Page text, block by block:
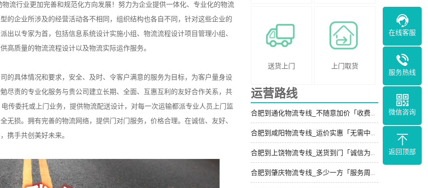
流行业更加完善和规范化方向发展！努力为企业提供一体化、专业化的物流
的企业所涉及的经营活动各不相同，组织结构也各自不同，针对这些企业的
出以专家为首，包括信息系统设计实施小组、物流流程设计项目管理小组、
高质量的物流流程设计以及物流实际运作服务。
的具体情况和要求，安全、及时、令客户满意的服务为目标，为客户量身设
尽责的专业化服务与贵公司建立长期、全面、互惠互利的友好合作关系，共
传委托或上门业务，提供物流配送设计，对每一次运输都派专业人员上门监
损。拥有完善的物流网络，提供门对门服务，价格合理。在诚信、友好、
携手共创美好未来。
送货上门 上门取货
运营路线
合肥到通化物流专线_不随意加价「收费标准」
合肥到咸阳物流专线_运价实惠「无需中转」
合肥到上饶物流专线_送货到门「诚信为先」
合肥到肇庆物流专线_多少一方「服务周到」
在线客服
服务热线
微信咨询
返回顶部